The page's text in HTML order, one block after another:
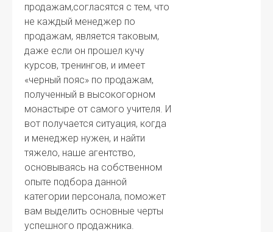
продажам,согласятся с тем, что
не каждый менеджер по
продажам, является таковым,
даже если он прошел кучу
курсов, тренингов, и имеет
«черный пояс» по продажам,
полученный в высокогорном
монастыре от самого учителя. И
вот получается ситуация, когда
и менеджер нужен, и найти
тяжело, наше агентство,
основываясь на собственном
опыте подбора данной
категории персонала, поможет
вам выделить основные черты
успешного продажника.